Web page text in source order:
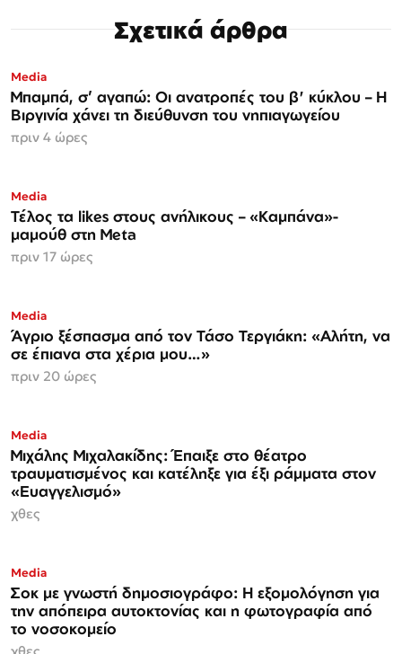
Σχετικά άρθρα
Media
Μπαμπά, σ’ αγαπώ: Οι ανατροπές του β' κύκλου – Η
Βιργινία χάνει τη διεύθυνση του νηπιαγωγείου
πριν 4 ώρες
Media
Τέλος τα likes στους ανήλικους – «Καμπάνα»-
μαμούθ στη Meta
πριν 17 ώρες
Media
Άγριο ξέσπασμα από τον Τάσο Τεργιάκη: «Αλήτη, να
σε έπιανα στα χέρια μου…»
πριν 20 ώρες
Media
Μιχάλης Μιχαλακίδης: Έπαιξε στο θέατρο
τραυματισμένος και κατέληξε για έξι ράμματα στον
«Ευαγγελισμό»
χθες
Media
Σοκ με γνωστή δημοσιογράφο: Η εξομολόγηση για
την απόπειρα αυτοκτονίας και η φωτογραφία από
το νοσοκομείο